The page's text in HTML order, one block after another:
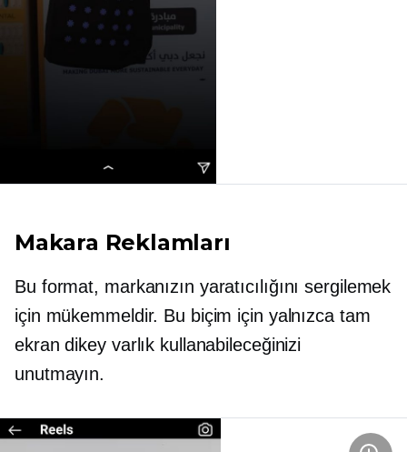
Makara Reklamları
Bu format, markanızın yaratıcılığını sergilemek
için mükemmeldir. Bu biçim için yalnızca tam
ekran dikey varlık kullanabileceğinizi
unutmayın.